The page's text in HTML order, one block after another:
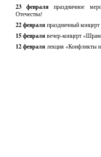
23 февраляпраздничное
Отечества!
22 февраля праздничный
15 февраля вечер-концерт
12 февраля лекция «Конфликты